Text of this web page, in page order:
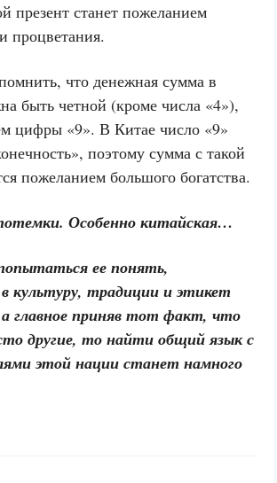
презент станет пожеланием
процветания.
что денежная сумма в
быть четной (кроме числа «4»),
цифры «9». В Китае число «9»
поэтому сумма с такой
пожеланием большого богатства.
Особенно китайская…
ее понять,
культуру, традиции и этикет
главное приняв тот факт, что
другие, то найти общий язык с
этой нации станет намного